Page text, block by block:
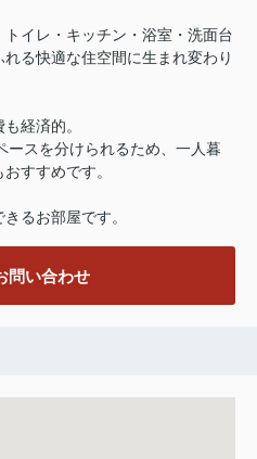
イレ・キッチン・浴室・洗面台
る快適な住空間に生まれ変わり
経済的。
ースを分けられるため、一人暮
すすめです。
るお部屋です。
問い合わせ